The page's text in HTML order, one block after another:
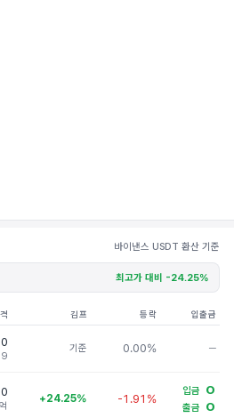
바이낸스 USDT 환산 기준
최고가 대비 -24.25%
김프 등락 입출금
기준 0.00% ─
+24.25% -1.91%
입금 O
출금 O